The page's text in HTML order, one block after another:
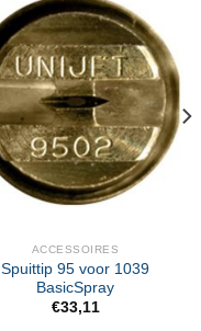
ACCESSOIRES
Spuittip 95 voor 1039
BasicSpray
€33,11